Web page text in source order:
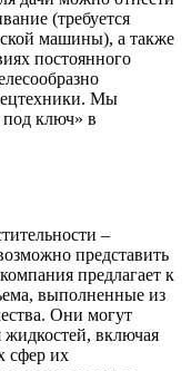
(требуется
машины), а также
постоянного
Мы
под ключ» в
–
представить
предлагает к
выполненные из
Они могут
жидкостей, включая
сфер их